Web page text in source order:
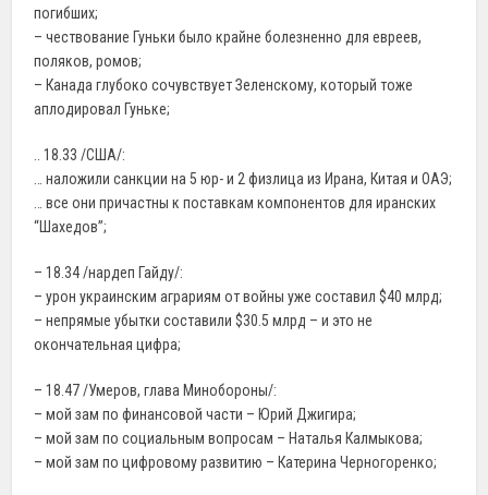
погибших;
– чествование Гуньки было крайне болезненно для евреев,
поляков, ромов;
– Канада глубоко сочувствует Зеленскому, который тоже
аплодировал Гуньке;
.. 18.33 /США/:
… наложили санкции на 5 юр- и 2 физлица из Ирана, Китая и ОАЭ;
… все они причастны к поставкам компонентов для иранских
“Шахедов”;
– 18.34 /нардеп Гайду/:
– урон украинским аграриям от войны уже составил $40 млрд;
– непрямые убытки составили $30.5 млрд – и это не
окончательная цифра;
– 18.47 /Умеров, глава Минобороны/:
– мой зам по финансовой части – Юрий Джигира;
– мой зам по социальным вопросам – Наталья Калмыкова;
– мой зам по цифровому развитию – Катерина Черногоренко;